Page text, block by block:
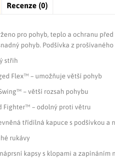
Recenze (0)
pro pohyb, teplo a ochranu
pohyb. Podšívka z
střih
Flex™ – umožňuje větší pohyb
– větší rozsah pohybu
Fighter™ – odolný proti větru
třídílná kapuce s podšívkou a
rukávy
kapsy s klopami a zapínáním